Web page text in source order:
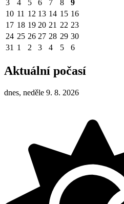
3
4 5 6 7 8
9
10 11 12 13 14 15 16
17 18 19 20 21 22 23
24 25 26 27 28 29 30
31 1 2 3 4 5 6
Aktuální počasí
dnes, neděle 9. 8. 2026